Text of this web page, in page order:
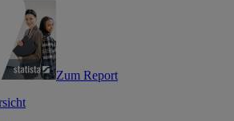
Zum Report